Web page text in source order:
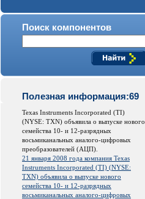
Поиск компонентов
Полезная информация:69
Texas Instruments Incorporated (TI)
(NYSE: TXN) объявила о выпуске нового
семейства 10- и 12-разрядных
восьмиканальных аналого-цифровых
преобразователей (АЦП).
21 января 2008 года компания Texas
Instruments Incorporated (TI) (NYSE:
TXN) объявила о выпуске нового
семейства 10- и 12-разрядных
восьмиканальных аналого-цифровых